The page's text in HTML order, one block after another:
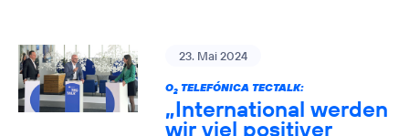
23. Mai 2024
O2TELEFÓNICA TECTALK:
„International werden
wir viel positiver